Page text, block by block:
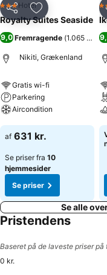
Del Føj til favoritter
3 Stjerner
Hotel
Royalty Suites Seaside
9,0 Fremragende (1.065
Nikiti, Grækenland
Gratis wi-fi
Parkering
Aircondition
Se priser
af 631 kr.
Se priser fra 10
hjemmesider
Se priser
5
Se alle
Pristendens
Baseret på de laveste priser
0 kr.